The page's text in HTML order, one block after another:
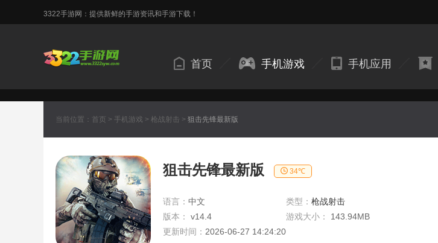
3322手游网：提供新鲜的手游资讯和手游下载！
首页 手机游戏 手机应用
当前位置： 首页 > 手机游戏 > 枪战射击 > 狙击先锋最新版
狙击先锋最新版 34℃
语言： 中文 类型： 枪战射击
版本：
v14.4 游戏大小：
143.94MB
更新时间： 2026-06-27 14:24:20